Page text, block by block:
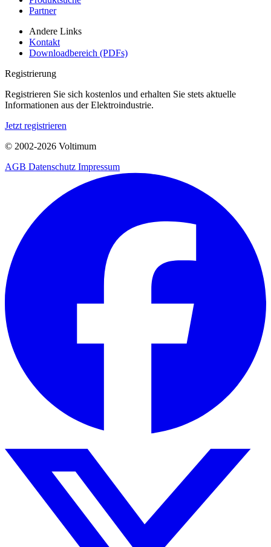
Partner
Andere Links
Kontakt
Downloadbereich (PDFs)
Registrierung
Registrieren Sie sich kostenlos und erhalten Sie stets aktuelle
Informationen aus der Elektroindustrie.
Jetzt registrieren
© 2002-2026 Voltimum
AGB Datenschutz Impressum